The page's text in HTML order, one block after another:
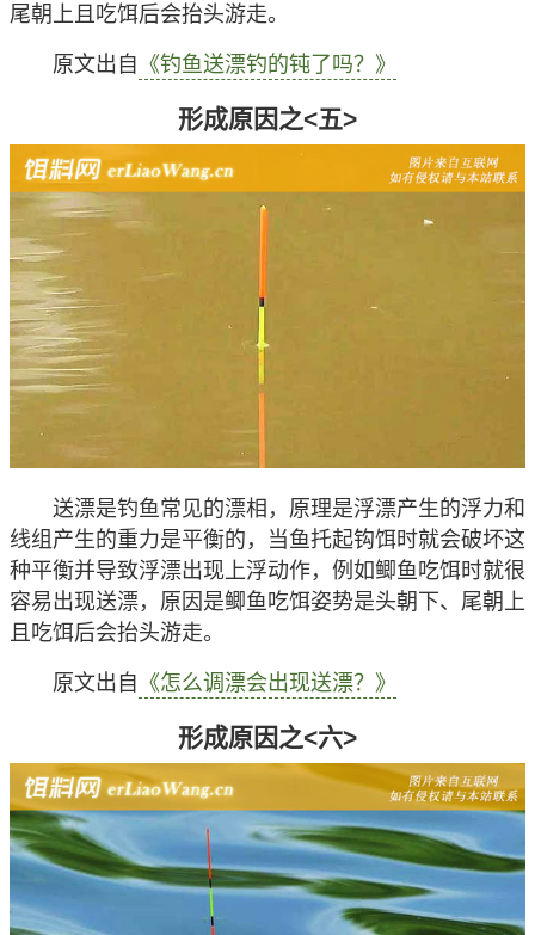
尾朝上且吃饵后会抬头游走。
原文出自 《钓鱼送漂钓的钝了吗？》
形成原因之<五>
送漂是钓鱼常见的漂相，原理是浮漂产生的浮力和
线组产生的重力是平衡的，当鱼托起钩饵时就会破坏这
种平衡并导致浮漂出现上浮动作，例如鲫鱼吃饵时就很
容易出现送漂，原因是鲫鱼吃饵姿势是头朝下、尾朝上
且吃饵后会抬头游走。
原文出自 《怎么调漂会出现送漂？》
形成原因之<六>